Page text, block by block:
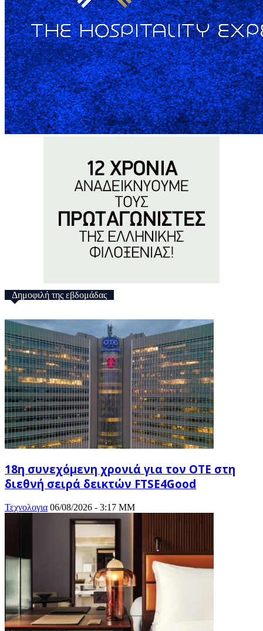
Δημοφιλή της εβδομάδας
18η συνεχόμενη χρονιά για τον ΟΤΕ στη
διεθνή σειρά δεικτών FTSE4Good
Τεχνολογια 06/08/2026 - 3:17 ΜΜ